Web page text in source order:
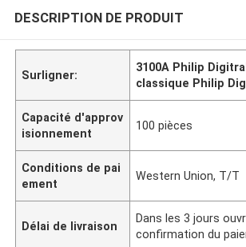
DESCRIPTION DE PRODUIT
Surligner:
3100A Philip
classique Philip
Capacité d'approv
isionnement
100 pièces
Conditions de pai
ement
Western Union, T/T
Délai de livraison
Dans les 3 jours
confirmation du